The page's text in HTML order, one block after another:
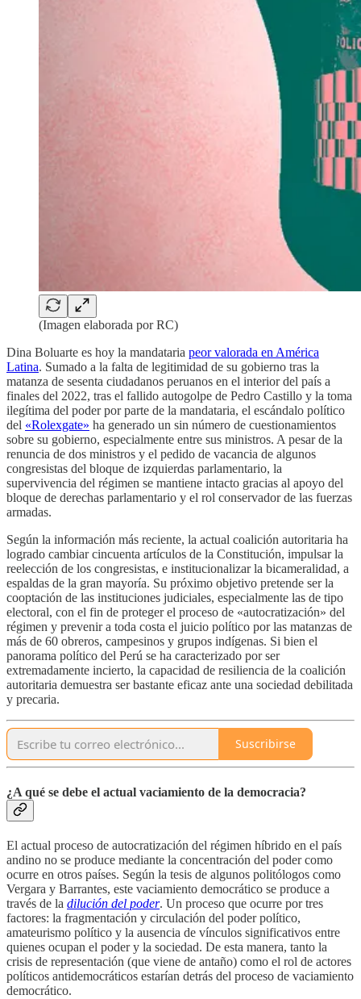
(Imagen elaborada por RC)
Dina Boluarte es hoy la mandataria peor valorada en América
Latina. Sumado a la falta de legitimidad de su gobierno tras la
matanza de sesenta ciudadanos peruanos en el interior del país a
finales del 2022, tras el fallido autogolpe de Pedro Castillo y la toma
ilegítima del poder por parte de la mandataria, el escándalo político
del «Rolexgate» ha generado un sin número de cuestionamientos
sobre su gobierno, especialmente entre sus ministros. A pesar de la
renuncia de dos ministros y el pedido de vacancia de algunos
congresistas del bloque de izquierdas parlamentario, la
supervivencia del régimen se mantiene intacto gracias al apoyo del
bloque de derechas parlamentario y el rol conservador de las fuerzas
armadas.
Según la información más reciente, la actual coalición autoritaria ha
logrado cambiar cincuenta artículos de la Constitución, impulsar la
reelección de los congresistas, e institucionalizar la bicameralidad, a
espaldas de la gran mayoría. Su próximo objetivo pretende ser la
cooptación de las instituciones judiciales, especialmente las de tipo
electoral, con el fin de proteger el proceso de «autocratización» del
régimen y prevenir a toda costa el juicio político por las matanzas de
más de 60 obreros, campesinos y grupos indígenas. Si bien el
panorama político del Perú se ha caracterizado por ser
extremadamente incierto, la capacidad de resiliencia de la coalición
autoritaria demuestra ser bastante eficaz ante una sociedad debilitada
y precaria.
Suscribirse
¿A qué se debe el actual vaciamiento de la democracia?
El actual proceso de autocratización del régimen híbrido en el país
andino no se produce mediante la concentración del poder como
ocurre en otros países. Según la tesis de algunos politólogos como
Vergara y Barrantes, este vaciamiento democrático se produce a
través de la dilución del poder. Un proceso que ocurre por tres
factores: la fragmentación y circulación del poder político,
amateurismo político y la ausencia de vínculos significativos entre
quienes ocupan el poder y la sociedad. De esta manera, tanto la
crisis de representación (que viene de antaño) como el rol de actores
políticos antidemocráticos estarían detrás del proceso de vaciamiento
democrático.